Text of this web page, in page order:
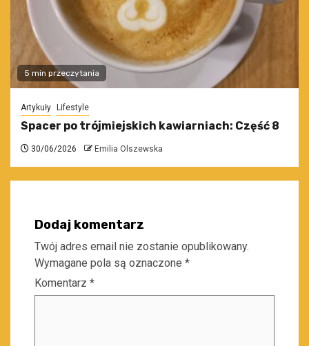
5 min przeczytania
Artykuły Lifestyle
Spacer po trójmiejskich kawiarniach: Część 8
30/06/2026 Emilia Olszewska
Dodaj komentarz
Twój adres email nie zostanie opublikowany.
Wymagane pola są oznaczone *
Komentarz *